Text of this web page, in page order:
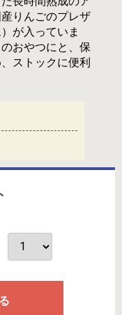
りんごのプレザ
が入っていま
おやつにと、保
ストックに便利